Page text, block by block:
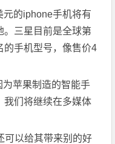
元的iphone手机将有
。三星目前是全球第
的手机型号，像售价4
为苹果制造的智能手
我们将继续在多媒体
可以给其带来别的好